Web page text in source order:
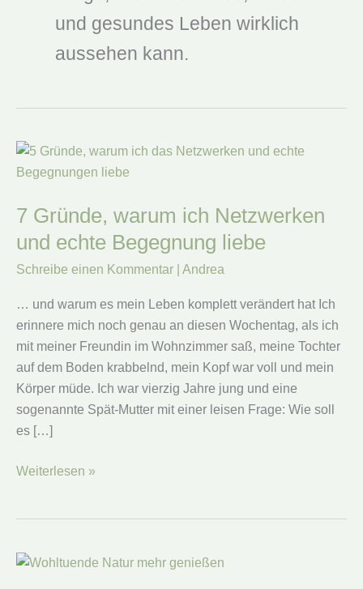
und gesundes Leben wirklich
aussehen kann.
7 Gründe, warum ich Netzwerken
und echte Begegnung liebe
Schreibe einen Kommentar Andrea
… und warum es mein Leben komplett verändert hat Ich
erinnere mich noch genau an diesen Wochentag, als ich
mit meiner Freundin im Wohnzimmer saß, meine Tochter
auf dem Boden krabbelnd, mein Kopf war voll und mein
Körper müde. Ich war vierzig Jahre jung und eine
sogenannte Spät-Mutter mit einer leisen Frage: Wie soll
es […]
7
Netzwerken
Weiterlesen »